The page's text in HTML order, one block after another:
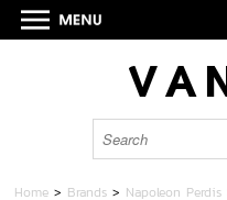
Home > Brands > Napoleon Perdis